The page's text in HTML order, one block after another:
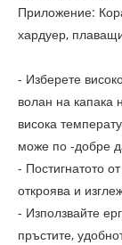
Приложение:
хардуер,
- Изберете
волан на капака
висока
може по -добре
- Постигнатото
откроява и
- Използвайте
пръстите,